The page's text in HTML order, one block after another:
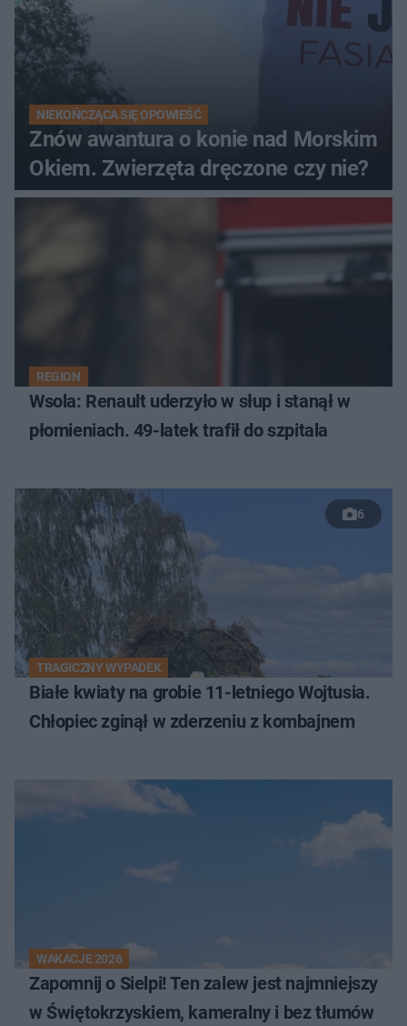
NIEKOŃCZĄCA SIĘ OPOWIEŚĆ
Znów awantura o konie nad Morskim
Okiem. Zwierzęta dręczone czy nie?
REGION
Wsola: Renault uderzyło w słup i stanął w
płomieniach. 49-latek trafił do szpitala
6
TRAGICZNY WYPADEK
Białe kwiaty na grobie 11-letniego Wojtusia.
Chłopiec zginął w zderzeniu z kombajnem
WAKACJE 2026
Zapomnij o Sielpi! Ten zalew jest najmniejszy
w Świętokrzyskiem, kameralny i bez tłumów